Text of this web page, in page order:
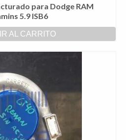
para Dodge RAM
5.9 ISB6
AL CARRITO